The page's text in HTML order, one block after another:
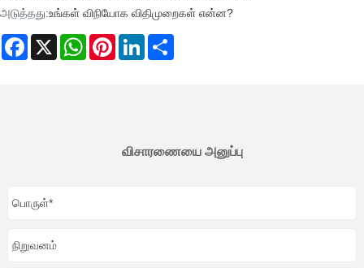
அடுத்தது:உங்கள் விநியோக விதிமுறைகள் என்ன?
Facebook
X WhatsAppPinterestLinkedIn
விசாரணையை அனுப்பு